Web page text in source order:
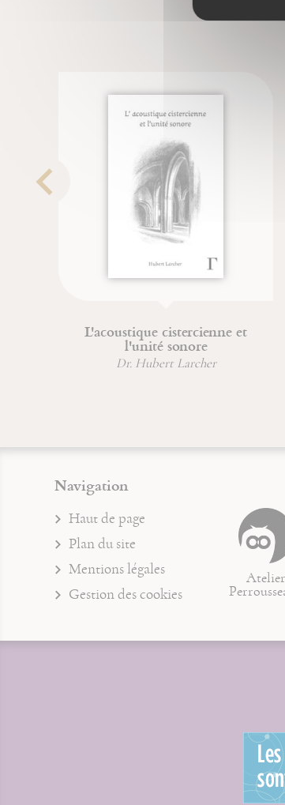
L'acoustique cistercienne et
l'unité sonore
Dr. Hubert Larcher
Navigation
Haut de page
Plan du site
Mentions légales
Gestion des cookies
Atelier